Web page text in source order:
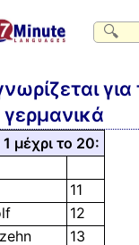
για
μέχρι το 20:
11
12
13